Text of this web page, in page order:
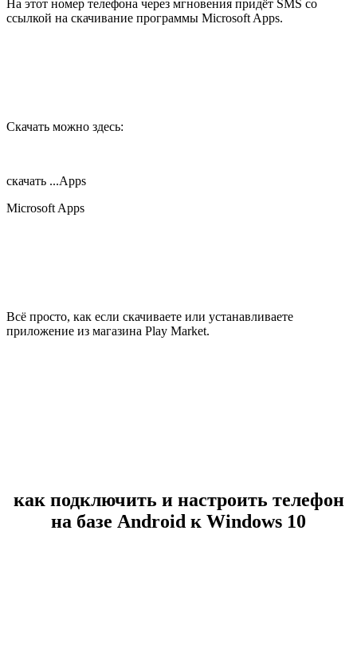
На этот номер телефона через мгновения придёт SMS со
ссылкой на скачивание программы Microsoft Apps.
Скачать можно здесь:
скачать ...Apps
Microsoft Apps
Всё просто, как если скачиваете или устанавливаете
приложение из магазина Play Market.
как подключить и настроить телефон
на базе Android к Windows 10